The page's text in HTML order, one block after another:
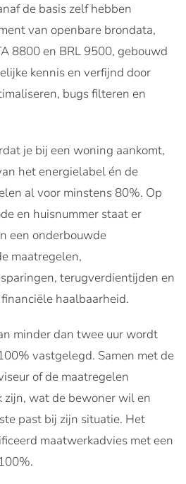
de basis zelf hebben
van openbare brondata,
8800 en BRL 9500, gebouwd
kennis en verfijnd door
bugs filteren en
je bij een woning aankomt,
het energielabel én de
al voor minstens 80%. Op
en huisnummer staat er
een onderbouwde
maatregelen,
terugverdientijden en
haalbaarheid.
minder dan twee uur wordt
vastgelegd. Samen met de
of de maatregelen
wat de bewoner wil en
past bij zijn situatie. Het
maatwerkadvies met een